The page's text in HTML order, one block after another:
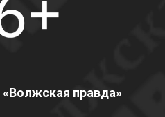
«Волжская правда»